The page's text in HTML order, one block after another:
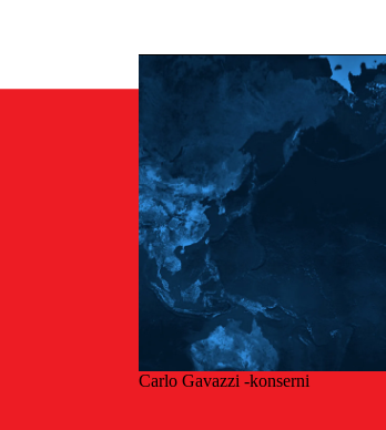
Carlo Gavazzi -konserni